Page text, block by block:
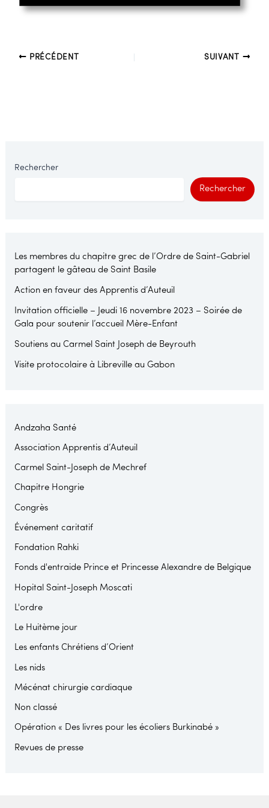
PRÉCÉDENT SUIVANT
Rechercher
Rechercher
Les membres du chapitre grec de l’Ordre de Saint-Gabriel
partagent le gâteau de Saint Basile
Action en faveur des Apprentis d’Auteuil
Invitation officielle – Jeudi 16 novembre 2023 – Soirée de
Gala pour soutenir l’accueil Mère-Enfant
Soutiens au Carmel Saint Joseph de Beyrouth
Visite protocolaire à Libreville au Gabon
Andzaha Santé
Association Apprentis d’Auteuil
Carmel Saint-Joseph de Mechref
Chapitre Hongrie
Congrès
Événement caritatif
Fondation Rahki
Fonds d'entraide Prince et Princesse Alexandre de Belgique
Hopital Saint-Joseph Moscati
L'ordre
Le Huitème jour
Les enfants Chrétiens d’Orient
Les nids
Mécénat chirurgie cardiaque
Non classé
Opération « Des livres pour les écoliers Burkinabé »
Revues de presse